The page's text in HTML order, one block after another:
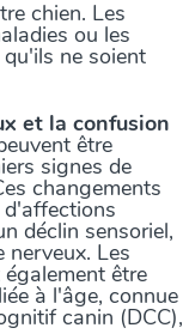
chien. Les
ou les
ne soient
et la confusion
être
signes de
changements
d'affections
déclin sensoriel,
Les
être
à l'âge, connue
canin (DCC),